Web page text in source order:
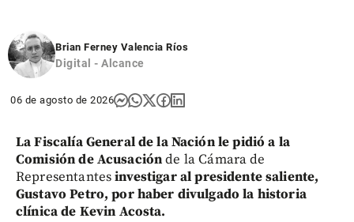
Brian Ferney Valencia Ríos
Digital - Alcance
06 de agosto de 2026
La Fiscalía General de la Nación le pidió a la
Comisión de Acusaciónde la Cámara de
Representantesinvestigar al presidente saliente,
Gustavo Petro, por haber divulgado la historia
clínica de Kevin Acosta.